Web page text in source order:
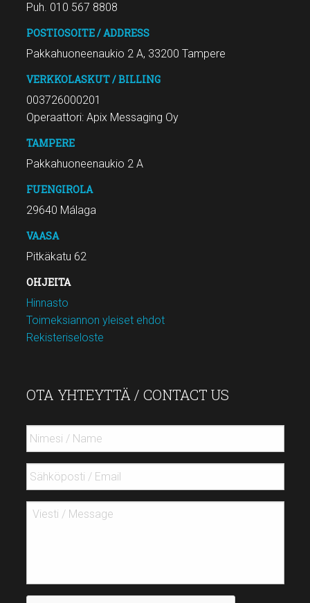
Puh. 010 567 8808
POSTIOSOITE / ADDRESS
Pakkahuoneenaukio 2 A, 33200 Tampere
VERKKOLASKUT / BILLING
003726000201
Operaattori: Apix Messaging Oy
TAMPERE
Pakkahuoneenaukio 2 A
FUENGIROLA
29640 Málaga
VAASA
Pitkäkatu 62
OHJEITA
Hinnasto
Toimeksiannon yleiset ehdot
Rekisteriseloste
OTA YHTEYTTÄ / CONTACT US